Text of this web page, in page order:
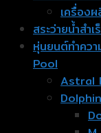
เครื่อง
สระว่ายน้ำสำ
หุ่นยนต์ทำควา
Pool
Astral
Dolphin